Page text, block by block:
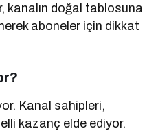
kanalın doğal tablosuna
aboneler için dikkat
Kanal sahipleri,
kazanç elde ediyor.